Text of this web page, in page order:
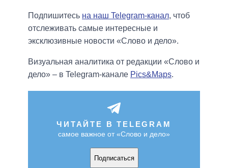
Подпишитесь на наш Telegram-канал, чтоб
отслеживать самые интересные и
эксклюзивные новости «Слово и дело».
Визуальная аналитика от редакции «Слово и
дело» – в Telegram-канале Pics&Maps.
ЧИТАЙТЕ В TELEGRAM
самое важное от «Слово и дело»
Подписаться